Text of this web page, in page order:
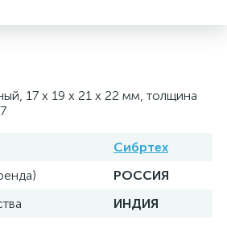
17 х 19 х 21 х 22 мм, толщина
Сибртех
РОССИЯ
ИНДИЯ